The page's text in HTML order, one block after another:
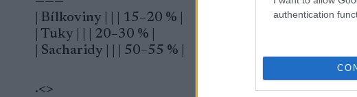
authentication
| Bílkoviny | | | 15–20 % |
| Tuky | | | 20–30 % |
| Sacharidy | | | 50–55 % |
.<>